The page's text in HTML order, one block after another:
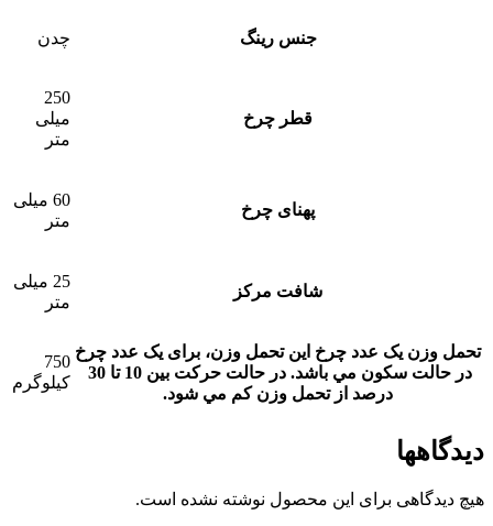
جنس رینگ چدن
قطر چرخ
250
میلی
متر
پهنای چرخ
60 میلی
متر
شافت مرکز
25 میلی
متر
تحمل وزن یک عدد چرخ این تحمل وزن، برای يک عدد چرخ
درصد از تحمل وزن کم مي شود.
750
کیلوگرم
دیدگاهها
هیچ دیدگاهی برای این محصول نوشته نشده است.